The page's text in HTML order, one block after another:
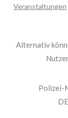
Veranstaltungen
Alternativ
Polizei-